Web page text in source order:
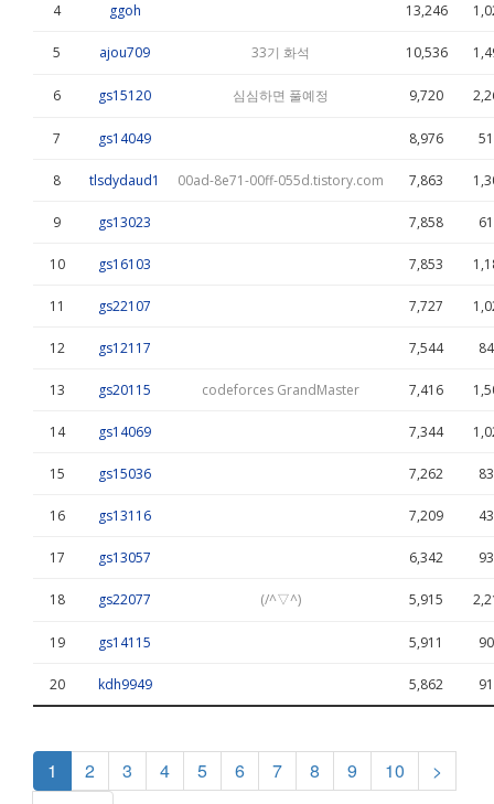
4 ggoh 13,246
5 ajou709 33기 화석 10,536
6 gs15120 심심하면 풀예정 9,720
7 gs14049 8,976
8 tlsdydaud1 00ad-8e71-00ff-055d.tistory.com 7,863
9 gs13023 7,858
10 gs16103 7,853
11 gs22107 7,727
12 gs12117 7,544
13 gs20115 codeforces GrandMaster 7,416
14 gs14069 7,344
15 gs15036 7,262
16 gs13116 7,209
17 gs13057 6,342
18 gs22077 (/^▽^) 5,915
19 gs14115 5,911
20 kdh9949 5,862
1 2 3 4 5 6 7 8 9 10
>